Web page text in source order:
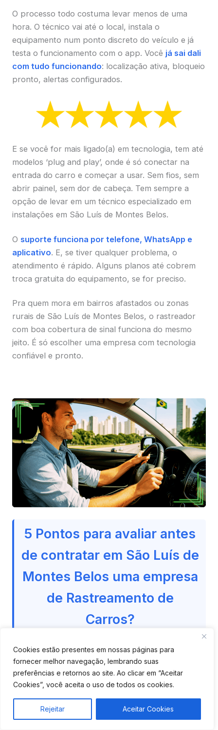
Cookies estão presentes em nossas páginas para
fornecer melhor navegação, lembrando suas
preferências e retornos ao site. Ao clicar em “Aceitar
Cookies”, você aceita o uso de todos os cookies.
Rejeitar Aceitar Cookies
O processo todo costuma levar menos de uma
hora. O técnico vai até o local, instala o
equipamento num ponto discreto do veículo e já
testa o funcionamento com o app. Você já sai dali
com tudo funcionando: localização ativa, bloqueio
pronto, alertas configurados.
E se você for mais ligado(a) em tecnologia, tem até
modelos ‘plug and play’, onde é só conectar na
entrada do carro e começar a usar. Sem fios, sem
abrir painel, sem dor de cabeça. Tem sempre a
opção de levar em um técnico especializado em
instalações em São Luís de Montes Belos.
O suporte funciona por telefone, WhatsApp e
aplicativo. E, se tiver qualquer problema, o
atendimento é rápido. Alguns planos até cobrem
troca gratuita do equipamento, se for preciso.
Pra quem mora em bairros afastados ou zonas
rurais de São Luís de Montes Belos, o rastreador
com boa cobertura de sinal funciona do mesmo
jeito. É só escolher uma empresa com tecnologia
confiável e pronto.
5 Pontos para avaliar antes
de contratar em São Luís de
Montes Belos uma empresa
de Rastreamento de
Carros?
Antes de sair fechando contrato com qualquer
empresa de rastreamento veicular em São Luís de
Montes Belos, vale a pena olhar alguns pontos
que fazem toda a diferença no uso no dia a dia.
Nem sempre o mais barato é o melhor, e também
não precisa ser o mais caro. O ideal é encontrar o